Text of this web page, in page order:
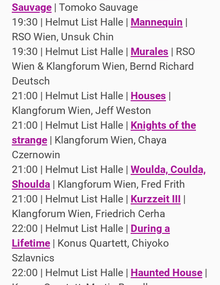
Sauvage | Tomoko Sauvage
19:30 | Helmut List Halle | Mannequin |
RSO Wien, Unsuk Chin
19:30 | Helmut List Halle | Murales | RSO
Wien & Klangforum Wien, Bernd Richard
Deutsch
21:00 | Helmut List Halle | Houses |
Klangforum Wien, Jeff Weston
21:00 | Helmut List Halle | Knights of the
strange | Klangforum Wien, Chaya
Czernowin
21:00 | Helmut List Halle | Woulda, Coulda,
Shoulda | Klangforum Wien, Fred Frith
21:00 | Helmut List Halle | Kurzzeit III |
Klangforum Wien, Friedrich Cerha
22:00 | Helmut List Halle | During a
Lifetime | Konus Quartett, Chiyoko
Szlavnics
22:00 | Helmut List Halle | Haunted House |